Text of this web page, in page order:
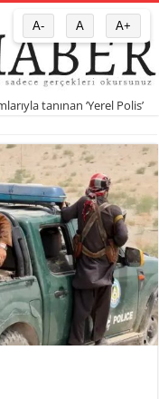
tanınan ‘Yerel Polis’
A- A A+